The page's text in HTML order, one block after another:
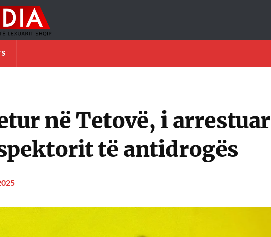
në Tetovë, i arrestuar
të antidrogës